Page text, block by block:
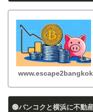
🟢バンコクと横浜に不動